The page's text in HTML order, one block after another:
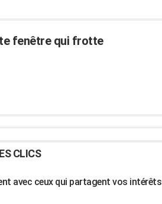
fenêtre qui frotte
CLICS
avec ceux qui partagent vos intérêts